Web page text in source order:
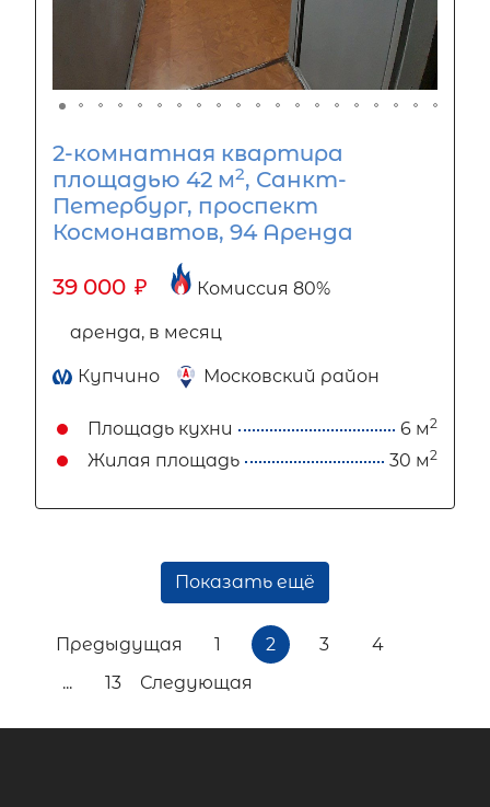
2-комнатная квартира
площадью 42 м2, Санкт-
Петербург, проспект
Космонавтов, 94 Аренда
39 000 ₽ Комиссия 80%
аренда, в месяц
Купчино Московский район
Площадь кухни 6 м2
Жилая площадь 30 м2
Показать ещё
Предыдущая 1 2 3
4
...
13 Следующая